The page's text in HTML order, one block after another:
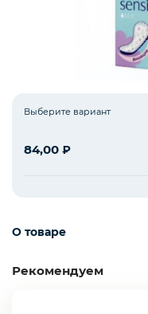
Пакеты
Уход и
Выберите вариант
84,00 ₽
О товаре
Рекомендуем